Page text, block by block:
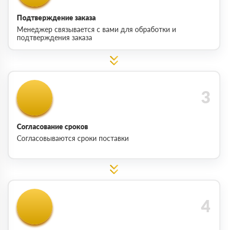
Подтверждение заказа
Менеджер связывается с вами для обработки и
подтверждения заказа
Согласование сроков
Согласовываются сроки поставки